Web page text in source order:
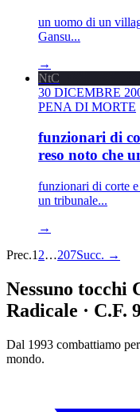
un uomo di un
Gansu...
→
NtC
30 DICEMBRE
PENA DI MORTE
funzionari di
reso noto che
funzionari di corte
un tribunale...
→
Prec.1 2…207Succ. →
Nessuno tocchi
Radicale · C.F.
Dal 1993 combattiamo
mondo.